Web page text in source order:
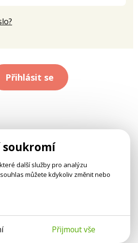
Přihlásit se
soukromí
další služby pro analýzu
můžete kdykoliv změnit nebo
Přijmout vše